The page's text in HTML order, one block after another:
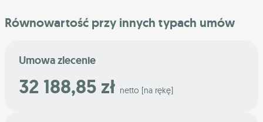
Równowartość przy innych typach umów
Umowa zlecenie
32 188,85 zł netto [na rękę]